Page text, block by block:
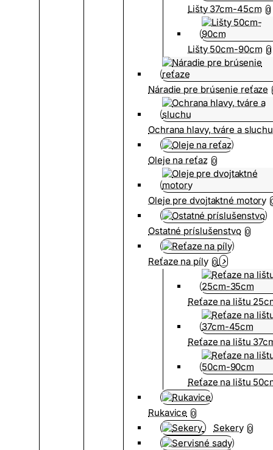
Lišty 37cm-45cm 0
Lišty 50cm-90cm 0
Náradie pre brúsenie reťaze
Ochrana hlavy, tváre a sluchu
Oleje na reťaz 0
Oleje pre dvojtaktné motory
Ostatné príslušenstvo 0
Reťaze na píly 0
Reťaze na lištu
Reťaze na lištu
Reťaze na lištu
Rukavice 0
Sekery 0